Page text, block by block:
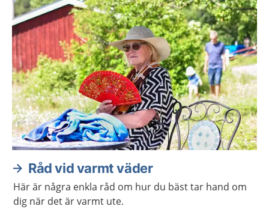
Råd vid varmt väder
Här är några enkla råd om hur du bäst tar hand om
dig när det är varmt ute.